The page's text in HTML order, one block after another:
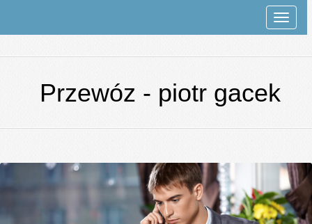
Rozwiń
Przewóz - piotr gacek